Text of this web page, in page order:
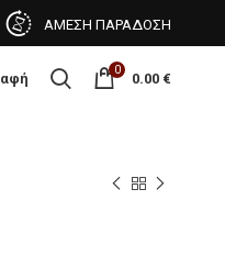
ΑΜΕΣΗ ΠΑΡΑΔΟΣΗ
0 0.00 €